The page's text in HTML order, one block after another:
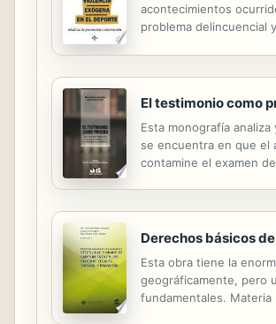
acontecimientos
problema delincuencial
El testimonio como
Esta monografía
se encuentra en que el
contamine el examen
Derechos básicos
Esta obra tiene la
geográficamente, pero
fundamentales.